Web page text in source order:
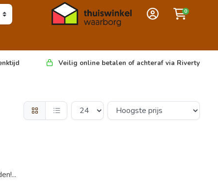
0
Veilig online betalen of achteraf via Riverty